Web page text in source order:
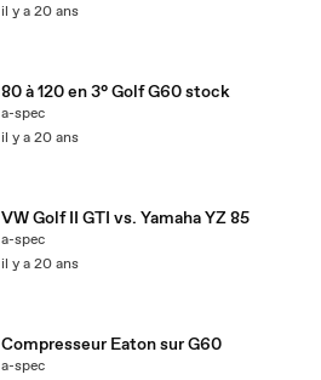
il y a 20 ans
80 à 120 en 3° Golf G60 stock
a-spec
il y a 20 ans
VW Golf II GTI vs. Yamaha YZ 85
a-spec
il y a 20 ans
Compresseur Eaton sur G60
a-spec